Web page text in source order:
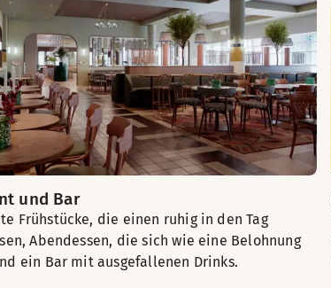
und Bar
Frühstücke, die einen ruhig in den Tag
Abendessen, die sich wie eine Belohnung
ein Bar mit ausgefallenen Drinks.